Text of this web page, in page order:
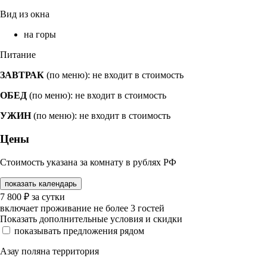
Вид из окна
на горы
Питание
ЗАВТРАК (по меню): не входит в стоимость
ОБЕД (по меню): не входит в стоимость
УЖИН(по меню): не входит в стоимость
Цены
Стоимость указана за комнату в рублях РФ
показать календарь
7 800 ₽ за сутки
включает проживание не более 3 гостей
Показать дополнительные условия и скидки
показывать предложения рядом
Азау поляна территория